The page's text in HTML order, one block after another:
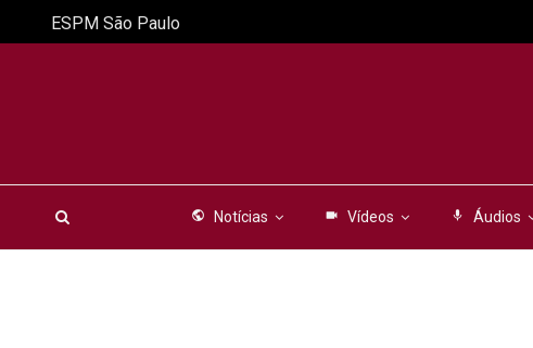
public Notícias videocam Vídeos mic Áudios
ESPM São Paulo